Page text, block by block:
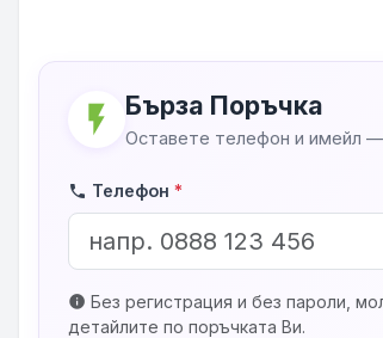
flash_on Бърза Поръчка
Оставете телефон и имейл
phone Телефон *
info Без регистрация и без пароли,
детайлите по поръчката Ви.